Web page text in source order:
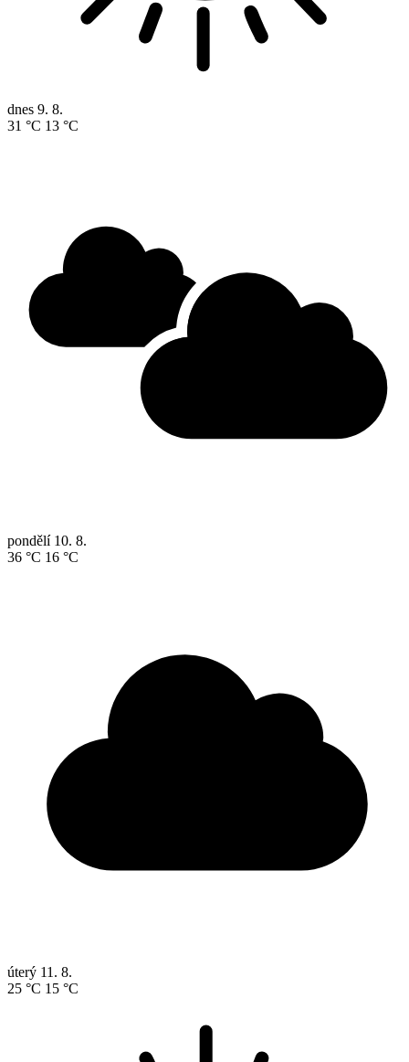
dnes 9. 8.
31 °C 13 °C
pondělí 10. 8.
36 °C 16 °C
úterý 11. 8.
25 °C 15 °C